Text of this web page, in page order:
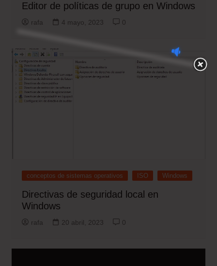
Editor de políticas de grupo en Windows
rafa 4 mayo, 2023 0
conceptos de sistemas operativos ISO Windows
Directivas de seguridad local en
Windows
rafa 20 abril, 2023 0